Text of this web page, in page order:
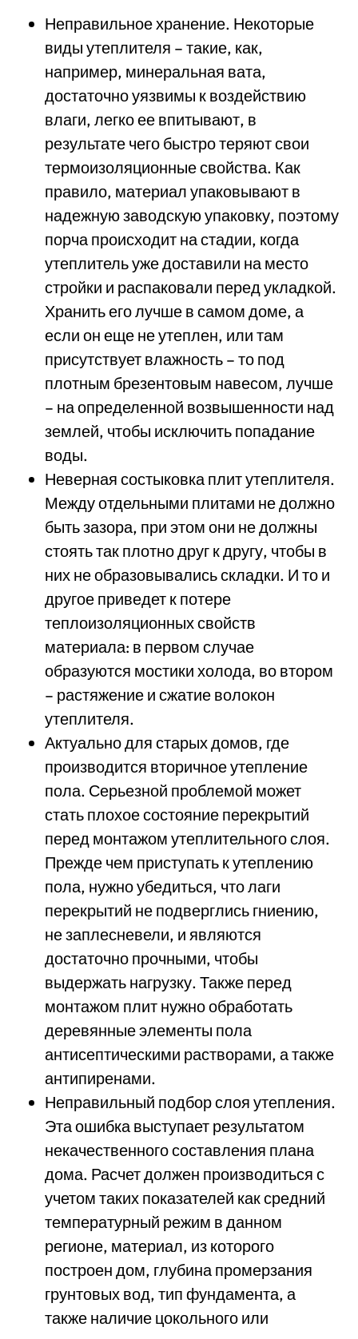
Неправильное хранение. Некоторые
виды утеплителя – такие, как,
например, минеральная вата,
достаточно уязвимы к воздействию
влаги, легко ее впитывают, в
результате чего быстро теряют свои
термоизоляционные свойства. Как
правило, материал упаковывают в
надежную заводскую упаковку, поэтому
порча происходит на стадии, когда
утеплитель уже доставили на место
стройки и распаковали перед укладкой.
Хранить его лучше в самом доме, а
если он еще не утеплен, или там
присутствует влажность – то под
плотным брезентовым навесом, лучше
– на определенной возвышенности над
землей, чтобы исключить попадание
воды.
Неверная состыковка плит утеплителя.
Между отдельными плитами не должно
быть зазора, при этом они не должны
стоять так плотно друг к другу, чтобы в
них не образовывались складки. И то и
другое приведет к потере
теплоизоляционных свойств
материала: в первом случае
образуются мостики холода, во втором
– растяжение и сжатие волокон
утеплителя.
Актуально для старых домов, где
производится вторичное утепление
пола. Серьезной проблемой может
стать плохое состояние перекрытий
перед монтажом утеплительного слоя.
Прежде чем приступать к утеплению
пола, нужно убедиться, что лаги
перекрытий не подверглись гниению,
не заплесневели, и являются
достаточно прочными, чтобы
выдержать нагрузку. Также перед
монтажом плит нужно обработать
деревянные элементы пола
антисептическими растворами, а также
антипиренами.
Неправильный подбор слоя утепления.
Эта ошибка выступает результатом
некачественного составления плана
дома. Расчет должен производиться с
учетом таких показателей как средний
температурный режим в данном
регионе, материал, из которого
построен дом, глубина промерзания
грунтовых вод, тип фундамента, а
также наличие цокольного или